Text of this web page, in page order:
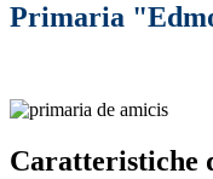
Primaria
Caratteristiche